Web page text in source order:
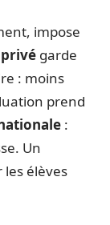
impose
garde
: moins
prend
:
Un
élèves